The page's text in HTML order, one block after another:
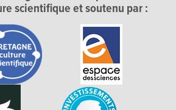
scientifique et soutenu par :